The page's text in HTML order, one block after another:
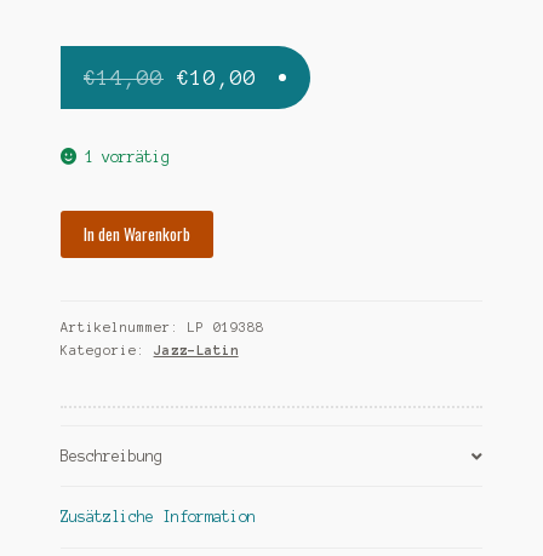
€14,00 Ursprünglicher
Preis
€10,00 Aktueller
Preis
1 vorrätig
Menge
In den Warenkorb
Artikelnummer:
LP 019388
Kategorie: Jazz-Latin
Beschreibung
Zusätzliche Information